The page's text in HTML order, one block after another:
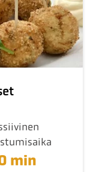
min